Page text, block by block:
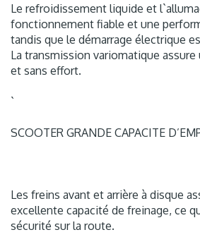
Le refroidissement liquide et
fonctionnement fiable et une
tandis que le démarrage électrique
La transmission variomatique
et sans effort.
`
SCOOTER GRANDE CAPACITE
Les freins avant et arrière à disque
excellente capacité de freinage, ce
sécurité sur la route.